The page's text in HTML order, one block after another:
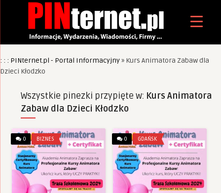
: : : PINternet.pl - Portal Informacyjny» Kurs Animatora Zabaw dla
Dzieci Kłodzko
Wszystkie pinezki przypięte w: Kurs Animatora
Zabaw dla Dzieci Kłodzko
0 BIZNES 0 GDAŃSK